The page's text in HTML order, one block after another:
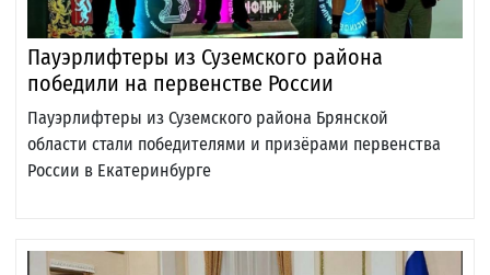
Пауэрлифтеры из Суземского района
победили на первенстве России
Пауэрлифтеры из Суземского района Брянской
области стали победителями и призёрами первенства
России в Екатеринбурге